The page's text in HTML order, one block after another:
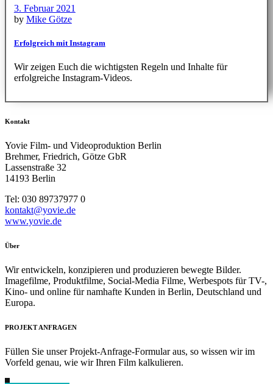
3. Februar 2021
by Mike Götze
Erfolgreich mit Instagram
Wir zeigen Euch die wichtigsten Regeln und Inhalte für
erfolgreiche Instagram-Videos.
Kontakt
Yovie Film- und Videoproduktion Berlin
Brehmer, Friedrich, Götze GbR
Lassenstraße 32
14193 Berlin
Tel: 030 89737977 0
kontakt@yovie.de
www.yovie.de
Über
Wir entwickeln, konzipieren und produzieren bewegte Bilder.
Imagefilme, Produktfilme, Social-Media Filme, Werbespots für TV-,
Kino- und online für namhafte Kunden in Berlin, Deutschland und
Europa.
PROJEKT ANFRAGEN
Füllen Sie unser Projekt-Anfrage-Formular aus, so wissen wir im
Vorfeld genau, wie wir Ihren Film kalkulieren.